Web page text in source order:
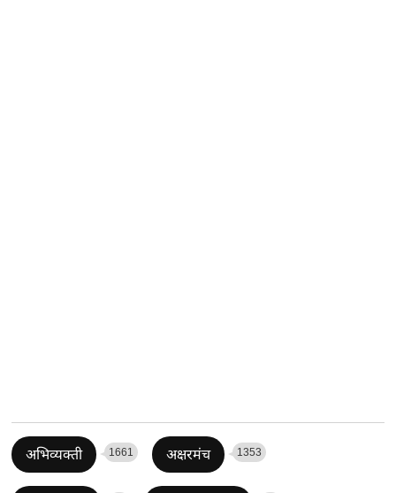
अभिव्यक्ती 1661 अक्षरमंच 1353